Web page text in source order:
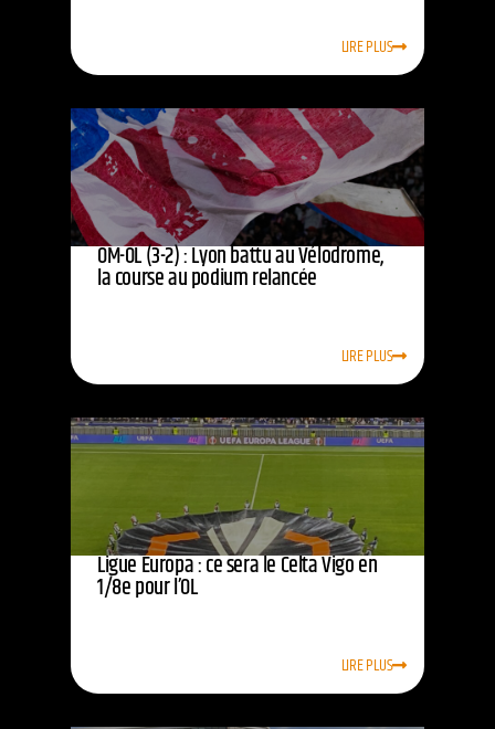
LIRE PLUS
OM-OL (3-2) : Lyon battu au Vélodrome,
la course au podium relancée
LIRE PLUS
Ligue Europa : ce sera le Celta Vigo en
1/8e pour l’OL
LIRE PLUS